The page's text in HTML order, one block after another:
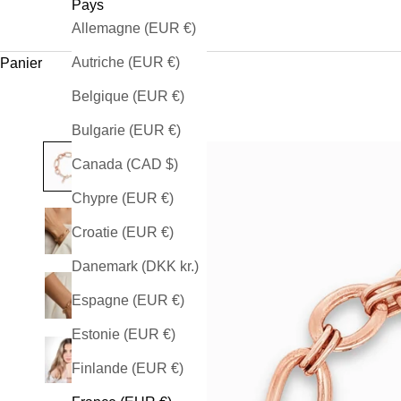
Pays
Allemagne (EUR €)
Autriche (EUR €)
Belgique (EUR €)
Bulgarie (EUR €)
Canada (CAD $)
Chypre (EUR €)
Croatie (EUR €)
Danemark (DKK kr.)
Espagne (EUR €)
Estonie (EUR €)
Finlande (EUR €)
Panier